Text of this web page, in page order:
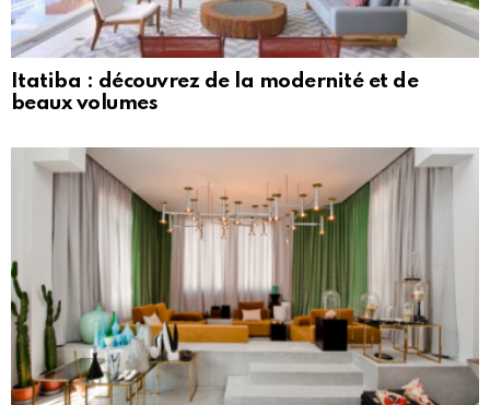
Itatiba : découvrez de la modernité et de
beaux volumes